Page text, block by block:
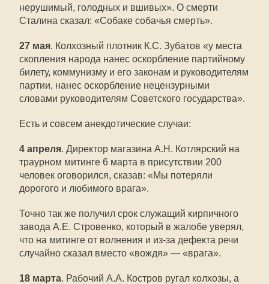
нерушимый, голодных и вшивых». О смерти
Сталина сказал: «Собаке собачья смерть».
27 мая. Колхозный плотник К.С. Зубатов «у места
скопления народа нанес оскорбление партийному
билету, коммунизму и его законам и руководителям
партии, нанес оскорбление нецензурными
словами руководителям Советского государства».
Есть и совсем анекдотические случаи:
4 апреля. Директор магазина А.Н. Котлярский на
траурном митинге 6 марта в присутствии 200
человек оговорился, сказав: «Мы потеряли
дорогого и любимого врага».
Точно так же получил срок служащий кирпичного
завода А.Е. Стровенко, который в жалобе уверял,
что на митинге от волнения и из-за дефекта речи
случайно сказал вместо «вождя» — «врага».
18 марта. Рабочий А.А. Костров ругал колхозы, а